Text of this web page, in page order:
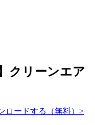
クリーンエア
ロードする（無料）>